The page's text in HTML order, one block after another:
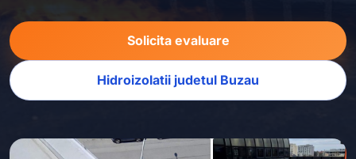
Solicita evaluare
Hidroizolatii judetul Buzau